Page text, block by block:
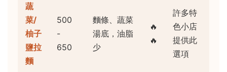
蔬
菜/
柚子
鹽拉
麵
500
-
650
麵條、蔬菜
湯底，油脂
少
🔥
🔥
許多特
色小店
提供此
選項